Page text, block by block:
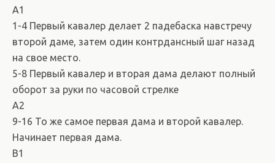
A1
1-4 Первый кавалер делает 2 падебаска навстречу
второй даме, затем один контрдансный шаг назад
на свое место.
5-8 Первый кавалер и вторая дама делают полный
оборот за руки по часовой стрелке
A2
9-16 То же самое первая дама и второй кавалер.
Начинает первая дама.
B1